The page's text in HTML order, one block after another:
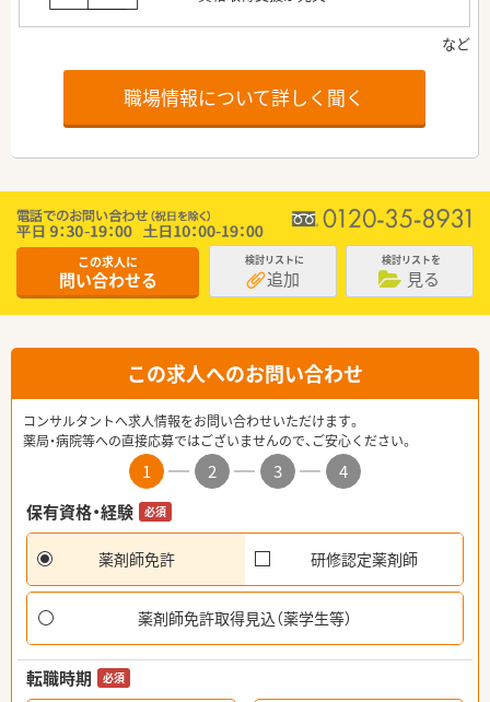
職場情報について詳しく聞く
この求人に
問い合わせる
検討リストに
追加
検討リストを
見る
この求人へのお問い合わせ
コンサルタントへ求人情報をお問い合わせいただけます。
薬局・病院等への直接応募ではございませんので、ご安心ください。
1 2 3
4
保有資格・経験
必須
薬剤師免許 研修認定薬剤師
薬剤師免許取得見込（薬学生等）
転職時期 必須